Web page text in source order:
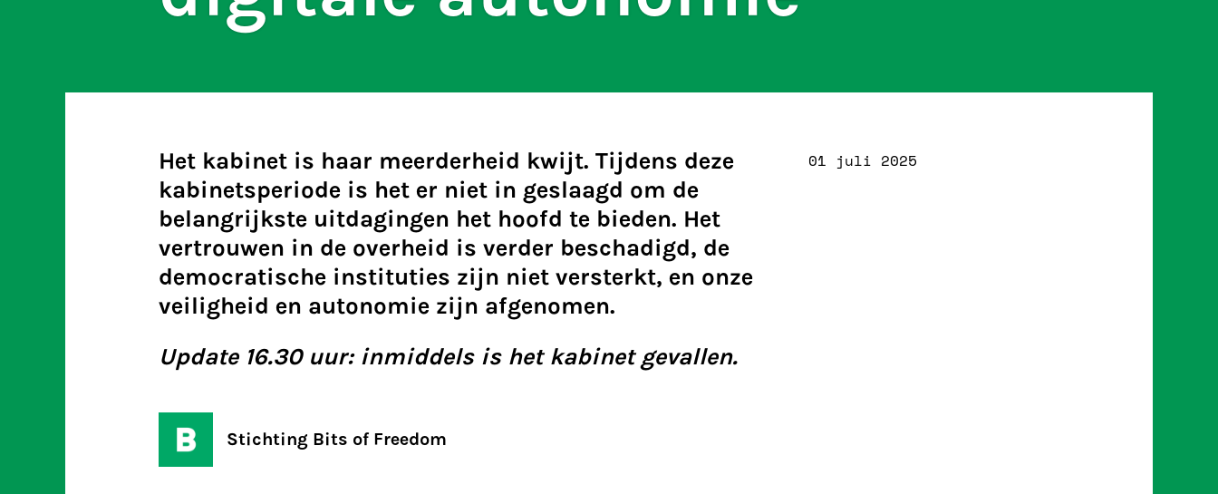
Het kabinet is haar meerderheid kwijt. Tijdens deze
kabinetsperiode is het er niet in geslaagd om de
belangrijkste uitdagingen het hoofd te bieden. Het
vertrouwen in de overheid is verder beschadigd, de
democratische instituties zijn niet versterkt, en onze
veiligheid en autonomie zijn afgenomen.
Update 16.30 uur: inmiddels is het kabinet gevallen.
01 juli 2025
Stichting Bits of Freedom